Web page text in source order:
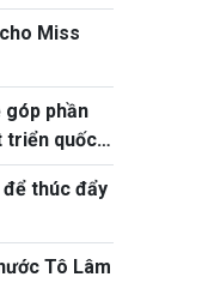
năm ngày
Miss
góp phần
triển quốc
thúc đẩy
Tô Lâm